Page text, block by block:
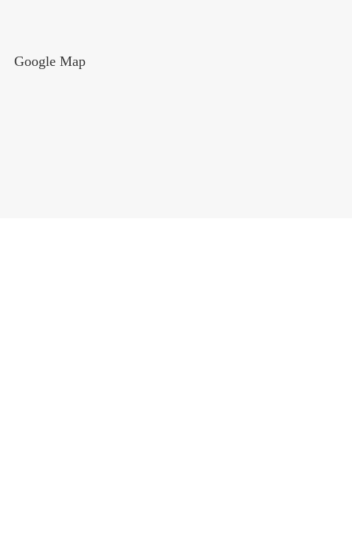
Google Map